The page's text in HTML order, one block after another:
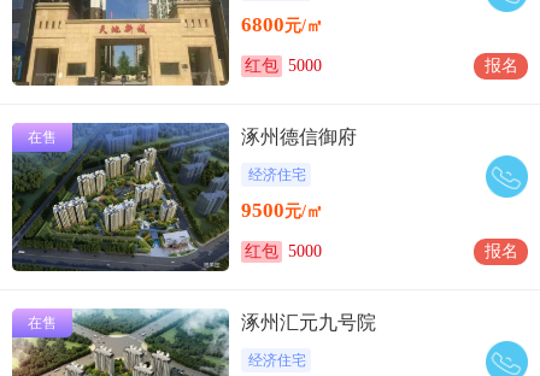
6800元/㎡
红包 5000 报名
在售 涿州德信御府
经济住宅
9500元/㎡
红包 5000 报名
在售 涿州汇元九号院
经济住宅